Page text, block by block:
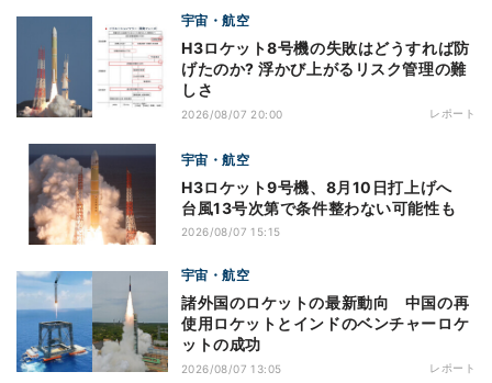
宇宙・航空
H3ロケット8号機の失敗はどうすれば防
げたのか? 浮かび上がるリスク管理の難
しさ
2026/08/07 20:00 レポート
宇宙・航空
H3ロケット9号機、8月10日打上げへ
台風13号次第で条件整わない可能性も
2026/08/07 15:15
宇宙・航空
諸外国のロケットの最新動向 中国の再
使用ロケットとインドのベンチャーロケ
ットの成功
2026/08/07 13:05 レポート